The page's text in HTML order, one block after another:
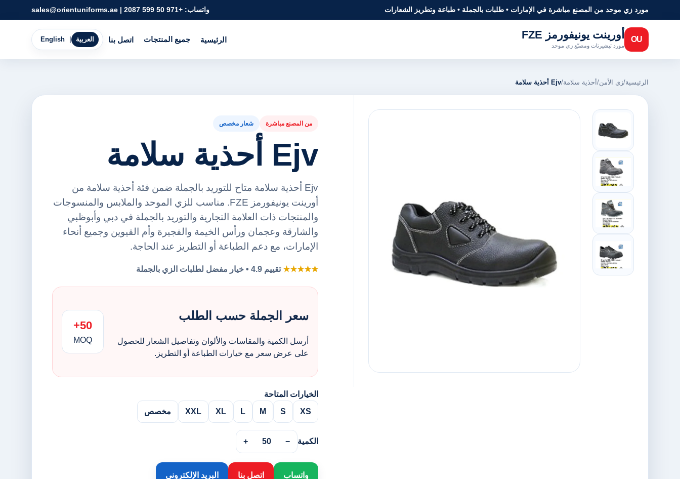
مورد زي موحد من المصنع مباشرة في الإمارات • طلبات بالجملة • طباعة وتطريز الشعارات واتساب: +971 50 599 2087
|
sales@orientuniforms.ae
OU أورينت يونيفورمز FZE
مورد تيشيرتات ومصنّع زي موحد
الرئيسية جميع المنتجات اتصل بنا English العربية
الرئيسية/زي الأمن/أحذية سلامة/Ejv أحذية سلامة
من المصنع مباشرة شعار مخصص
Ejv أحذية سلامة
Ejv أحذية سلامة متاح للتوريد بالجملة ضمن فئة أحذية سلامة من
أورينت يونيفورمز FZE. مناسب للزي الموحد والملابس والمنسوجات
والمنتجات ذات العلامة التجارية والتوريد بالجملة في دبي وأبوظبي
والشارقة وعجمان ورأس الخيمة والفجيرة وأم القيوين وجميع أنحاء
الإمارات، مع دعم الطباعة أو التطريز عند الحاجة.
★★★★★تقييم 4.9 • خيار مفضل لطلبات الزي بالجملة
سعر الجملة حسب الطلب
أرسل الكمية والمقاسات والألوان وتفاصيل الشعار للحصول
على عرض سعر مع خيارات الطباعة أو التطريز.
50+
MOQ
الخيارات المتاحة
XS
S
M
L
XL
XXL مخصص
الكمية −
50
+
واتساب اتصل بنا البريد الإلكتروني